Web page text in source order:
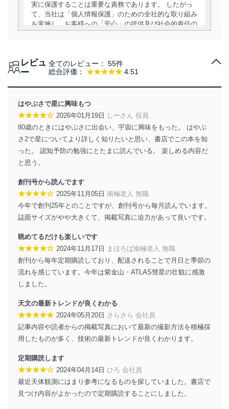
実に保護することは重要な責務であります。 したがっ
て、当社は「個人情報保護」のための全社的な取り組み
を実施し、お客様への「安心」の提供及び社会的責任の
当社は、個人情報の取得・利用・提供に際して、その利
得・利用・提供を行います。また、当社が保有している
供・開示は行いません。当社においてはこれらの取り組
みを確実にするため、従業者等の教育を徹底してまいり
ます。また、目的外利用を行わないために、適切な管理
措置を講じます。
法令遵守
当社は、個人情報に関連する法令、国が定める指針及び
その他の規範を遵守します。また、当社の管理の仕組み
に、これらの法令及びその他の規範を常に適合させま
す。
個人情報の安全管理措置
当社は、個人情報の正確性及び安全性を確保するため
に、下記セキュリティ対策をはじめとする安全対策を実
施し、個人情報の漏えい、滅失またはき損の防止及び是
正に努めます。
個人データを取り扱うことのできる機器及び当該
機器を取り扱う従業者を明確化し、 個人データへ
の不要なアクセスを防止しています。
アクセス者の識別と認証
機器に標準装備されているユーザー制御機能（ユ
ーザーアカウント制御）により、個人情報データ
ベース等を取り扱う情報システムを使用する従業
者を識別・認証しています。
レビュ
ー
総合評価： ★★★★★ 4.51
全てのレビュー： 55件
はやぶさで星に興味もつ
★★★★☆ 2026年01月19日
しーさん 役員
80歳のときにはやぶさに出会い、宇宙に興味をもった。 はやぶ
さ2で星についてより詳しく知りたいと思い、書店でこの本を知
った。 認知予防の勉強にとたまに読んでいる。 楽しめる内容だ
と思う。
創刊号から読んでます
★★★★☆ 2025年11月05日 南極老人 無職
今年で創刊25年とのことですが、創刊号から毎月読んでいます。
誌面サイズがやや大きくて、掲載写真に迫力があって良いです。
眺めてるだけも楽しいです
★★★★☆ 2024年11月17日
まほろば南極老人 無職
創刊から毎年定期購読しており、配送されることで月日と季節の
流れを感じています。今年は紫金山・ATLAS彗星の壮観に感激
しました。
天文の最新トレンドが良くわかる
★★★★★ 2024年05月20日 さらさら 会社員
記事内容や読者からの掲載写真において最新の撮影方法を積極採
用したものが多く、技術の最新トレンドが良くわかります。
定期購読します
★★★★☆ 2024年04月14日 ひろ 会社員
最近天体観測にはまり参考になるものを探していました。書店で
見つけ内容がよかったので定期購読することにしました。